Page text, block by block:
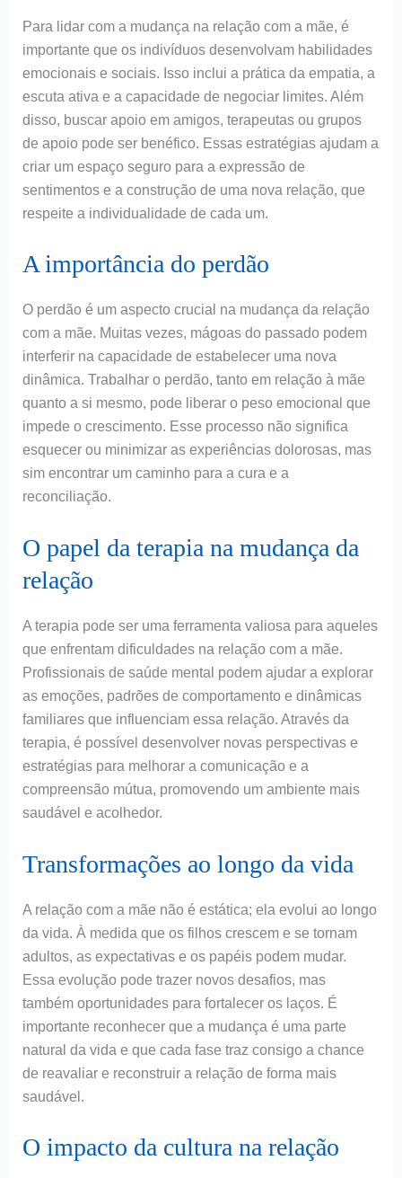
Para lidar com a mudança na relação com a mãe, é
importante que os indivíduos desenvolvam habilidades
emocionais e sociais. Isso inclui a prática da empatia, a
escuta ativa e a capacidade de negociar limites. Além
disso, buscar apoio em amigos, terapeutas ou grupos
de apoio pode ser benéfico. Essas estratégias ajudam a
criar um espaço seguro para a expressão de
sentimentos e a construção de uma nova relação, que
respeite a individualidade de cada um.
A importância do perdão
O perdão é um aspecto crucial na mudança da relação
com a mãe. Muitas vezes, mágoas do passado podem
interferir na capacidade de estabelecer uma nova
dinâmica. Trabalhar o perdão, tanto em relação à mãe
quanto a si mesmo, pode liberar o peso emocional que
impede o crescimento. Esse processo não significa
esquecer ou minimizar as experiências dolorosas, mas
sim encontrar um caminho para a cura e a
reconciliação.
O papel da terapia na mudança da
relação
A terapia pode ser uma ferramenta valiosa para aqueles
que enfrentam dificuldades na relação com a mãe.
Profissionais de saúde mental podem ajudar a explorar
as emoções, padrões de comportamento e dinâmicas
familiares que influenciam essa relação. Através da
terapia, é possível desenvolver novas perspectivas e
estratégias para melhorar a comunicação e a
compreensão mútua, promovendo um ambiente mais
saudável e acolhedor.
Transformações ao longo da vida
A relação com a mãe não é estática; ela evolui ao longo
da vida. À medida que os filhos crescem e se tornam
adultos, as expectativas e os papéis podem mudar.
Essa evolução pode trazer novos desafios, mas
também oportunidades para fortalecer os laços. É
importante reconhecer que a mudança é uma parte
natural da vida e que cada fase traz consigo a chance
de reavaliar e reconstruir a relação de forma mais
saudável.
O impacto da cultura na relação